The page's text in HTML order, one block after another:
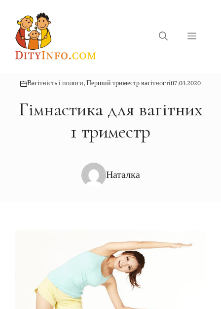
вмісту
Меню
Вагітність і пологи,Перший триместр вагітності07.03.2020
Гімнастика для вагітних
1 триместр
Наталка